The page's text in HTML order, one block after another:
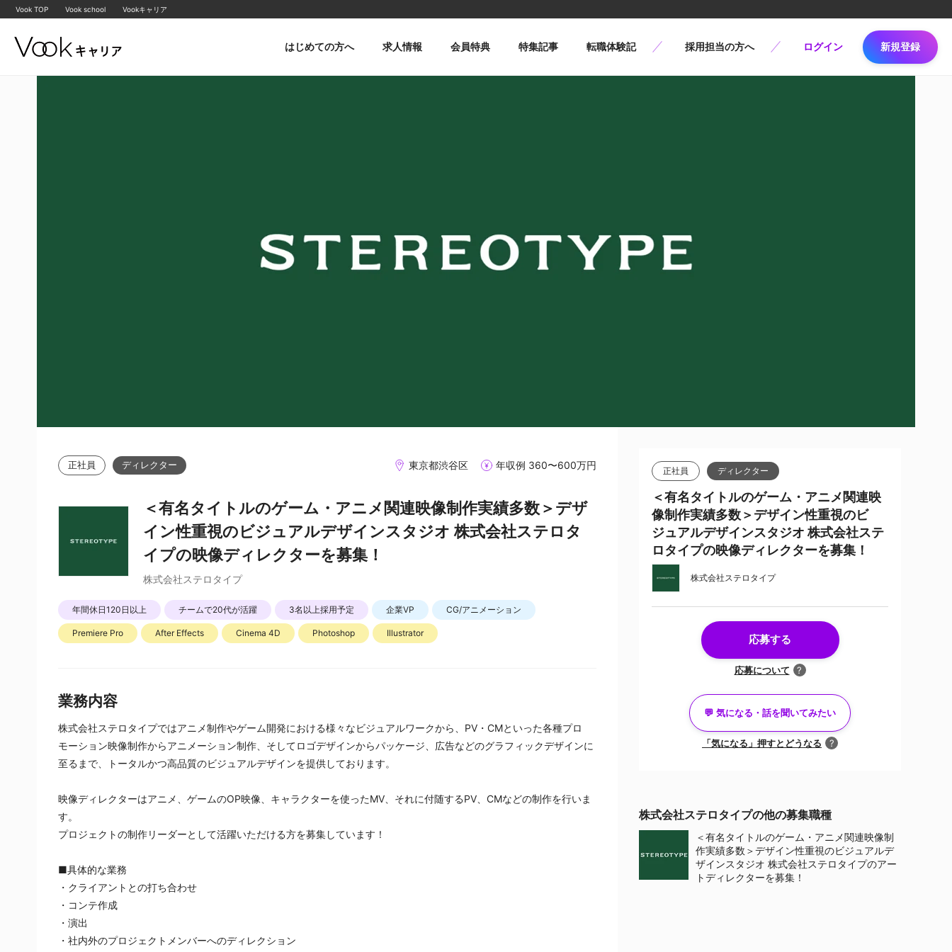
Vook TOP Vook school Vookキャリア
はじめての方へ 求人情報 会員特典 特集記事 転職体験記 採用担当の方へ ログイン 新規登録
正社員 ディレクター 東京都渋谷区 年収例 360〜600万円
＜有名タイトルのゲーム・アニメ関連映像制作実績多数＞デザ
イン性重視のビジュアルデザインスタジオ 株式会社ステロタ
イプの映像ディレクターを募集！
株式会社ステロタイプ
年間休日120日以上 チームで20代が活躍 3名以上採用予定 企業VP CG/アニメーション
Premiere Pro After Effects Cinema 4D Photoshop Illustrator
業務内容
株式会社ステロタイプではアニメ制作やゲーム開発における様々なビジュアルワークから、PV・CMといった各種プロ
モーション映像制作からアニメーション制作、そしてロゴデザインからパッケージ、広告などのグラフィックデザインに
至るまで、トータルかつ高品質のビジュアルデザインを提供しております。
映像ディレクターはアニメ、ゲームのOP映像、キャラクターを使ったMV、それに付随するPV、CMなどの制作を行いま
す。
プロジェクトの制作リーダーとして活躍いただける方を募集しています！
■具体的な業務
・クライアントとの打ち合わせ
・コンテ作成
・演出
・社内外のプロジェクトメンバーへのディレクション
正社員 ディレクター
＜有名タイトルのゲーム・アニメ関連映
像制作実績多数＞デザイン性重視のビ
ジュアルデザインスタジオ 株式会社ステ
ロタイプの映像ディレクターを募集！
株式会社ステロタイプ
応募する
応募について ?
💬 気になる・話を聞いてみたい
「気になる」押すとどうなる ?
キャリアアドバイザーと面談済みの方
のオファー
株式会社ステロタイプの他の募集職種
＜有名タイトルのゲーム・アニメ関連映像制
作実績多数＞デザイン性重視のビジュアルデ
ザインスタジオ 株式会社ステロタイプのアー
トディレクターを募集！